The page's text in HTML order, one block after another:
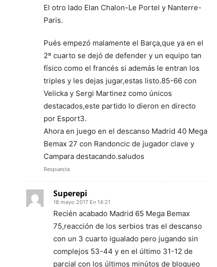
El otro lado Elan Chalon-Le Portel y Nanterre-
Paris.
Pués empezó malamente el Barça,que ya en el
2º cuarto se dejó de defender y un equipo tan
físico como el francés si además le entran los
triples y les dejas jugar,estas listo.85-66 con
Velicka y Sergi Martinez como únicos
destacados,este partido lo dieron en directo
por Esport3.
Ahora en juego en el descanso Madrid 40 Mega
Bemax 27 con Randoncic de jugador clave y
Campara destacando.saludos
Respuesta
Superepi
18 mayo 2017 En 14:21
Recién acabado Madrid 65 Mega Bemax
75,reacción de los serbios tras el descanso
con un 3 cuarto igualado pero jugando sin
complejos 53-44 y en el último 31-12 de
parcial con los últimos minútos de bloqueo